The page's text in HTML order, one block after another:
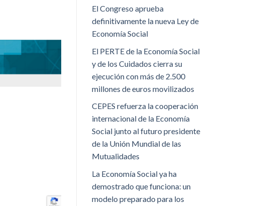
El Congreso aprueba
definitivamente la nueva Ley de
Economía Social
El PERTE de la Economía Social
y de los Cuidados cierra su
ejecución con más de 2.500
millones de euros movilizados
CEPES refuerza la cooperación
internacional de la Economía
Social junto al futuro presidente
de la Unión Mundial de las
Mutualidades
La Economía Social ya ha
demostrado que funciona: un
modelo preparado para los